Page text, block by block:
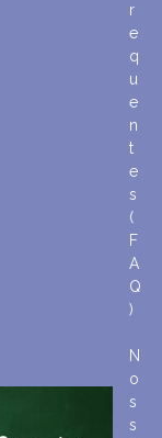
r
e
q
u
e
n
t
e
s
(
F
A
Q
)
N
o
s
s